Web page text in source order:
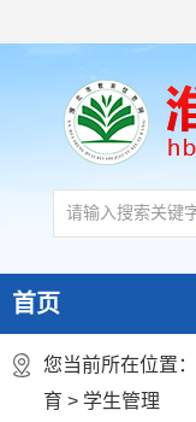
首页
您当前所在位置：
育 > 学生管理